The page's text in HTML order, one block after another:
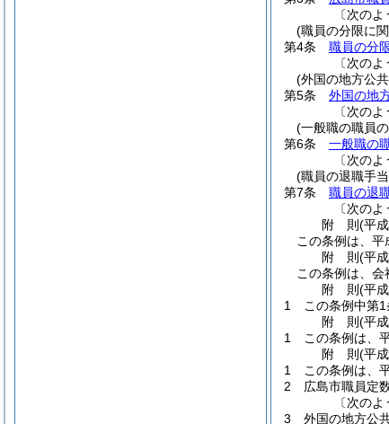
〔次のよ
(職員の分限に
第4条
職員の分
〔次のよ
(外国の地方公
第5条
外国の地
〔次のよ
(一般職の職員
第6条
一般職の
〔次のよ
(職員の退職手
第7条
職員の退
〔次のよ
附 則(平
この条例は、平
附 則(平
この条例は、
附 則(平
1
この条例中第
附 則(平
1
この条例は、
附 則(平
1
この条例は、
2
広島市職員定
〔次のよ
3
外国の地方公